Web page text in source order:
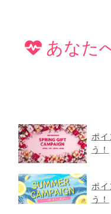
あなた
ポイ
う！
ポ
う！